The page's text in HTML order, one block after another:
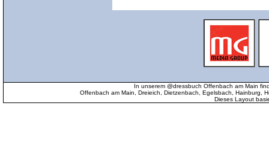
In unserem @dressbuch Offenbach am Main
Offenbach am Main, Dreieich, Dietzenbach, Egelsbach, Hainburg,
Dieses Layout